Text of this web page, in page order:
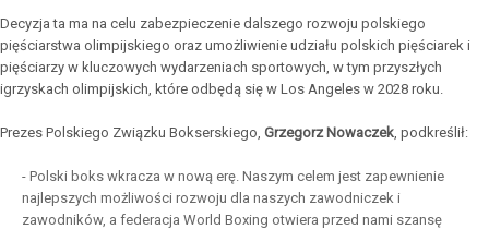
Decyzja ta ma na celu zabezpieczenie dalszego rozwoju polskiego
pięściarstwa olimpijskiego oraz umożliwienie udziału polskich pięściarek i
pięściarzy w kluczowych wydarzeniach sportowych, w tym przyszłych
igrzyskach olimpijskich, które odbędą się w Los Angeles w 2028 roku.
Prezes Polskiego Związku Bokserskiego, Grzegorz Nowaczek , podkreślił:
- Polski boks wkracza w nową erę. Naszym celem jest zapewnienie
najlepszych możliwości rozwoju dla naszych zawodniczek i
zawodników, a federacja World Boxing otwiera przed nami szansę